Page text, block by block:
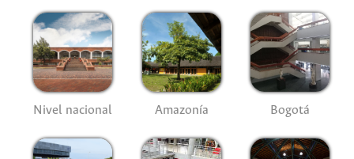
Nivel nacional Amazonía Bogotá